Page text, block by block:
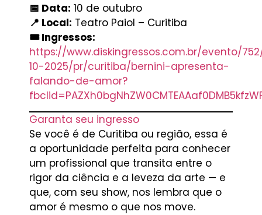
📅 Data: 10 de outubro
📍 Local: Teatro Paiol – Curitiba
🎟 Ingressos:
https://www.diskingressos.com.br/evento/
10-2025/pr/curitiba/bernini-apresenta-
falando-de-amor?
Garanta seu ingresso
Se você é de Curitiba ou região, essa é
a oportunidade perfeita para conhecer
um profissional que transita entre o
rigor da ciência e a leveza da arte — e
que, com seu show, nos lembra que o
amor é mesmo o que nos move.